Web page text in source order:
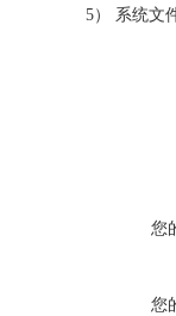
5） 系统文
您
您